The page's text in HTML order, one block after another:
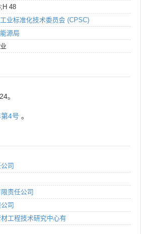
48
业标准化技术委员会 (CPSC)
源局
。
4号 。
司
责任公司
司
工程技术研究中心有